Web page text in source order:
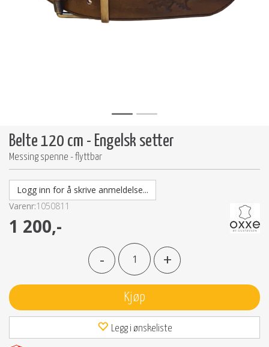
Belte 120 cm - Engelsk setter
Messing spenne - flyttbar
Logg inn for å skrive anmeldelse...
Varenr:1050811
1 200,-
- +
Kjøp
Legg i ønskeliste